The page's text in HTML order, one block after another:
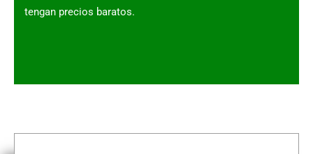
tengan precios baratos.